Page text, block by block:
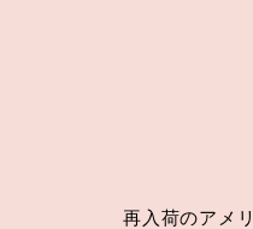
再入荷のアメ